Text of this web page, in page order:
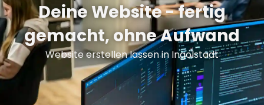
Deine Website - fertig
gemacht, ohne Aufwand
Website erstellen lassen in Ingolstadt